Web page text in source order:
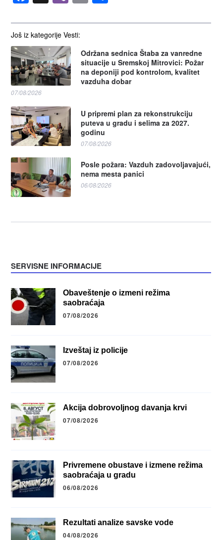
Još iz kategorije Vesti:
Održana sednica Štaba za vanredne
situacije u Sremskoj Mitrovici: Požar
na deponiji pod kontrolom, kvalitet
vazduha dobar
07/08/2026
U pripremi plan za rekonstrukciju
puteva u gradu i selima za 2027.
godinu
07/08/2026
Posle požara: Vazduh zadovoljavajući,
nema mesta panici
06/08/2026
SERVISNE INFORMACIJE
Obaveštenje o izmeni režima
saobraćaja
07/08/2026
Izveštaj iz policije
07/08/2026
Akcija dobrovoljnog davanja krvi
07/08/2026
Privremene obustave i izmene režima
saobraćaja u gradu
06/08/2026
Rezultati analize savske vode
04/08/2026